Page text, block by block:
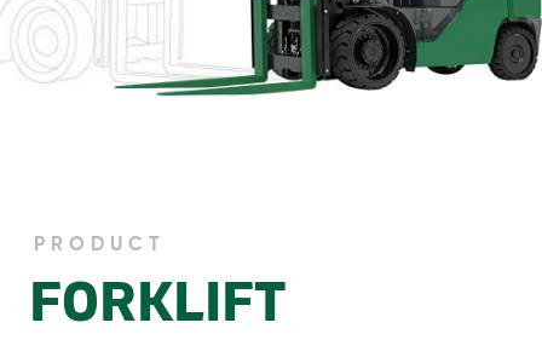
PRODUCT
FORKLIFT